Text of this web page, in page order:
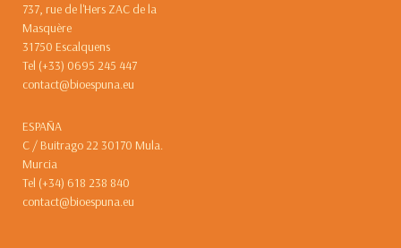
737, rue de l'Hers ZAC de la
Masquère
31750 Escalquens
Tel (+33) 0695 245 447
contact@bioespuna.eu
ESPAÑA
C / Buitrago 22 30170 Mula.
Murcia
Tel (+34) 618 238 840
contact@bioespuna.eu